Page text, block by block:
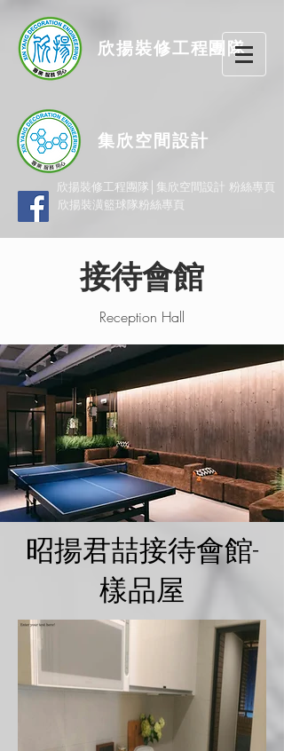
欣揚裝修工程團隊
集欣空間設計
欣揚裝修工程團隊│集欣空間設計 粉絲專頁
欣揚裝潢籃球隊粉絲專頁
接待會館
Reception Hall
昭揚君喆接待會館-
樣品屋